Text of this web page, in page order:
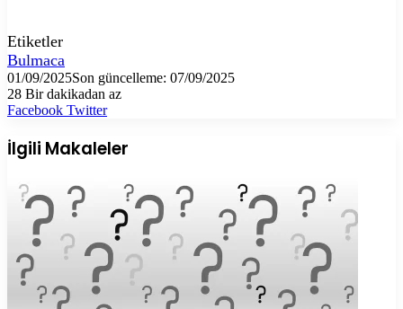
Etiketler
Bulmaca
01/09/2025Son güncelleme: 07/09/2025
28 Bir dakikadan az
Facebook TwitterLinkedIn
Tumblr
Pinterest
Reddit
VKontakte
E-
ile
paylaş
Yazdır
İlgili Makaleler